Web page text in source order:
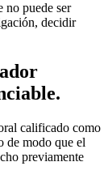
no puede ser
decidir
calificado como
de modo que el
previamente